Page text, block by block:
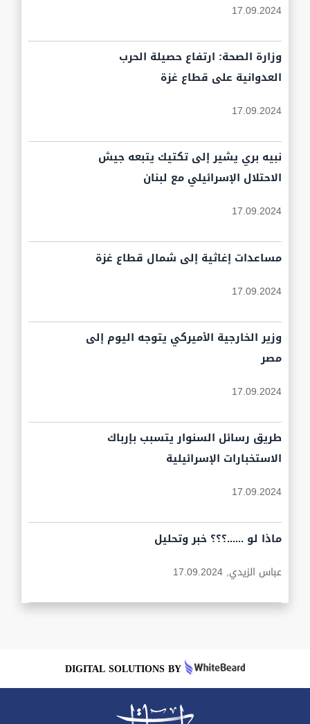
17.09.2024
وزارة الصحة: ارتفاع حصيلة الحرب
العدوانية على قطاع غزة
17.09.2024
نبيه بري يشير إلى تكتيك يتبعه جيش
الاحتلال الإسرائيلي مع لبنان
17.09.2024
مساعدات إغاثية إلى شمال قطاع غزة
17.09.2024
وزير الخارجية الأميركي يتوجه اليوم إلى
مصر
17.09.2024
طريق رسائل السنوار يتسبب بإرباك
الاستخبارات الإسرائيلية
17.09.2024
ماذا لو ......؟؟؟ خبر وتحليل
عباس الزيدي,17.09.2024
DIGITAL SOLUTIONS BY